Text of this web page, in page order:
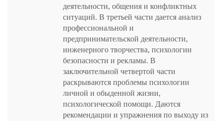
деятельности, общения и конфликтных
ситуаций. В третьей части дается анализ
профессиональной и
предпринимательской деятельности,
инженерного творчества, психологии
безопасности и рекламы. В
заключительной четвертой части
раскрываются проблемы психологии
личной и обыденной жизни,
психологической помощи. Даются
рекомендации и упражнения по выходу из